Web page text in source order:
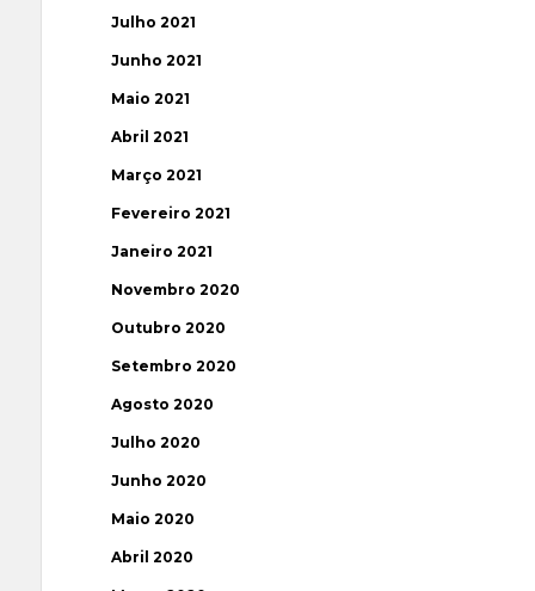
Julho 2021
Junho 2021
Maio 2021
Abril 2021
Março 2021
Fevereiro 2021
Janeiro 2021
Novembro 2020
Outubro 2020
Setembro 2020
Agosto 2020
Julho 2020
Junho 2020
Maio 2020
Abril 2020